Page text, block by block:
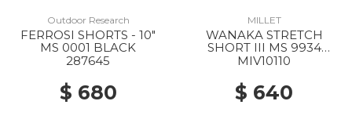
Outdoor Research
FERROSI SHORTS - 10"
MS 0001 BLACK
287645
$ 680
MILLET
WANAKA STRETCH
SHORT III MS 9934
DORITE/BLACK
MIV10110
$ 640